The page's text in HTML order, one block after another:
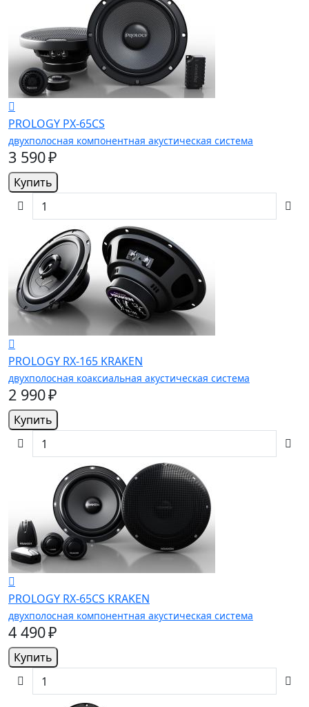
PROLOGY PX-65CS
двухполосная компонентная акустическая система
3 590 ₽
Купить
PROLOGY RX-165 KRAKEN
двухполосная коаксиальная акустическая система
2 990 ₽
Купить
PROLOGY RX-65CS KRAKEN
двухполосная компонентная акустическая система
4 490 ₽
Купить